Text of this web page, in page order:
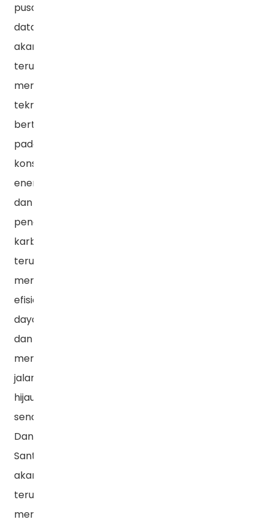
pusat
data
akan
terus
memberdayakan
teknologi,
bertujuan
pada
konservasi
energi
dan
pengurangan
karbon,
terus
meningkatkan
efisiensi
daya,
dan
memulai
jalan
hijaunya
sendiri.
Dan
Santak
akan
terus
menggunakan